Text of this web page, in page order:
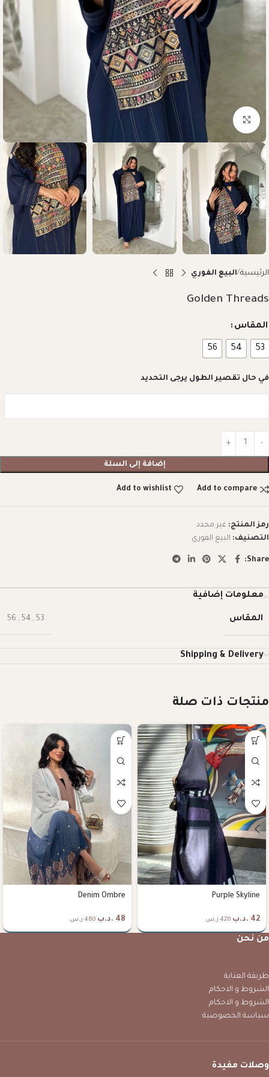
Click to enlarge
الرئيسية البيع الفوري
Golden Threads
المقاس
53
54
56
في حال تقصير الطول يرجى التحديد
إضافة إلى السلة
Add to compare
Add to wishlist
رمز المنتج: غير محدد
التصنيف: البيع الفوري
Share:
معلومات إضافية
المقاس 53
,
54
,
56
Shipping & Delivery
منتجات ذات صلة
Purple Skyline
42 .د.ب 420 ر.س
Denim Ombre
48 .د.ب 480 ر.س
من نحن
طريقة العناية
الشروط و الاحكام
الشروط و الاحكام
سياسة الخصوصية
وصلات مفيدة